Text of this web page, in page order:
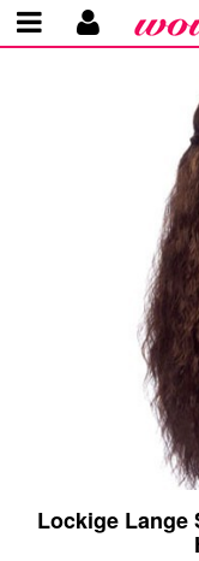
Lockige Lange